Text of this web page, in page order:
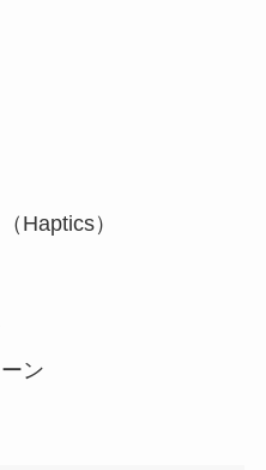
Haptics）
ン